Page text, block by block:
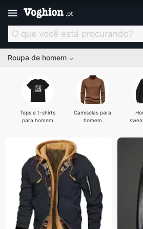
.pt
Roupa de homem
Tops e t-shirts
para homem
Camisolas para
homem